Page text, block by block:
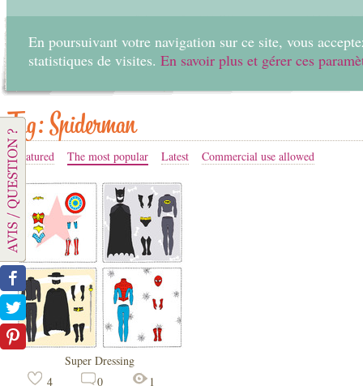
En poursuivant votre navigation sur ce site, vous
statistiques de visites. En savoir plus et gérer ces
Tag: Spiderman
Featured The most popular Latest Commercial use allowed
Super Dressing
4
0 1